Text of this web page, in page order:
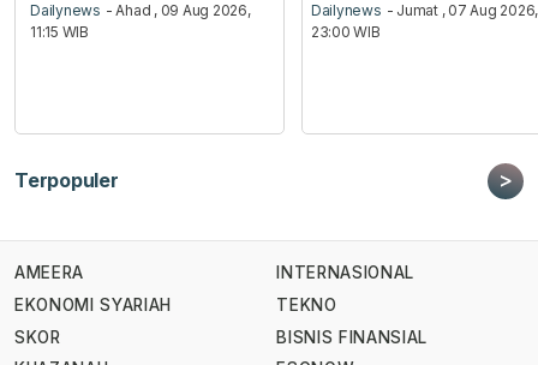
Dailynews - Ahad , 09 Aug 2026,
11:15 WIB
Dailynews - Jumat , 07 Aug 2026,
23:00 WIB
Terpopuler >
AMEERA
EKONOMI SYARIAH
SKOR
INTERNASIONAL
TEKNO
BISNIS FINANSIAL